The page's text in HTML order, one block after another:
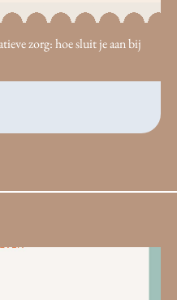
zorg: hoe sluit je aan bij